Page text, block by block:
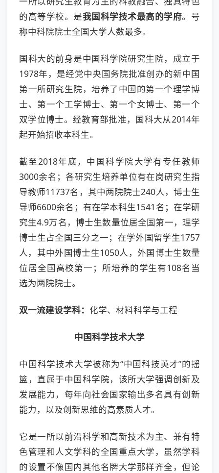
的高等学校。是我国科学技术最高的学府。号
称中科院院士全国大学人数最多。
国科大的前身是中国科学院研究生院，成立于
1978年，是经党中央国务院批准创办的新中国
第一所研究生院，培养了中国的第一个理学博
士、第一个工学博士、第一个女博士、第一个
双学位博士。经教育部批准，国科大从2014年
起开始招收本科生。
截至2018年底，中国科学院大学有专任教师
3000余名；各研究生培养单位有在岗研究生指
导教师11737名，其中两院院士240人，博士生
导师6600余名；有在学本科生1541名；在学研
究生4.9万名，博士生数量位居全国第一，理学
博士生占全国三分之一；在学外国留学生1757
人，其中外国博士生1050人，外国博士生数量
位居全国高校第一；所培养的学生有108名当
选为两院院士。
双一流建设学科： 化学、材料科学与工程
中国科学技术大学
中国科学技术大学被称为“中国科技英才”的摇
篮，直属于中国科学院，该所大学强调创新及
发展能力，每年向社会国家输出多名具有创新
能力，以及创新思维的高素质人才。
它是一所以前沿科学和高新技术为主、兼有特
色管理和人文学科的全国重点大学，虽然学科
的设置不像国内其他名牌大学那样齐全，但论